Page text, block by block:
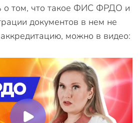
о том, что такое ФИС ФРДО и
документов в нем не
можно в видео: